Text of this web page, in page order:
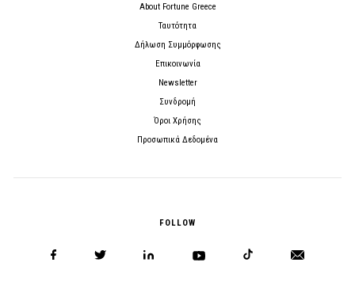
About Fortune Greece
Ταυτότητα
Δήλωση Συμμόρφωσης
Επικοινωνία
Newsletter
Συνδρομή
Όροι Χρήσης
Προσωπικά Δεδομένα
FOLLOW